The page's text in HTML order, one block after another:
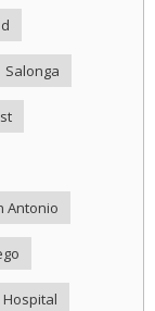
Salonga
Antonio
Hospital